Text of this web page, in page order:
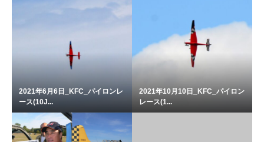
2021年6月6日_KFC_パイロンレ
ース(10J...
2021年10月10日_KFC_パイロン
レース(1...